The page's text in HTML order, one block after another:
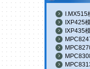
I.MX515
IXP425
IXP435